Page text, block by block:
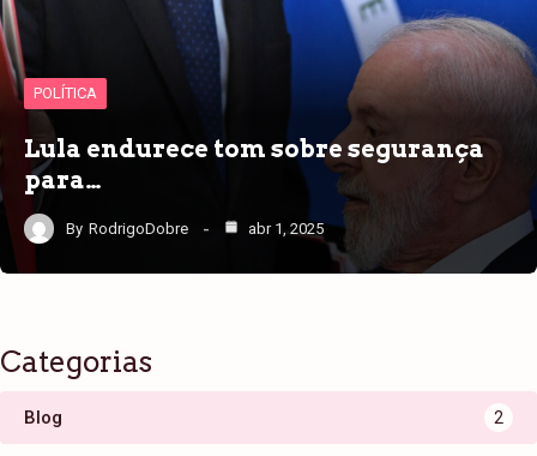
POLÍTICA
Lula endurece tom sobre segurança
para…
By RodrigoDobre abr 1, 2025
Categorias
Blog 2